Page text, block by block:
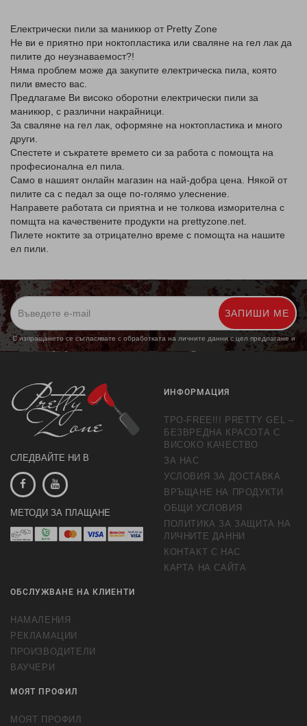
Електрически пили за маникюр от Pretty Zone
Не ви е приятно при ноктопластика или сваляне на гел лак да
пилите до неузнаваемост?!
Няма проблем може да закупите електрическа пила, която
пили вместо вас.
Предлагаме Ви високо оборотни електрически пили за
маникюр, с различни накрайници.
За сваляне на гел лак, оформяне на ноктопластика и много
други.
Спестете и съкратете времето си за работа с помощта на
професионална ел пила.
Само в нашият онлайн магазин на най-добра цена. Някой от
пилите са с педал за още по-голямо улеснение.
Направете работата си приятна и не толкова изморителна с
помщта на качествените продукти на prettyzone.net.
Пилете ноктите за отрицателно време с помощта на нашите
ел пили.
ЗАПИШИ МЕ
С изпращането се съгласявате с обработката на личните данни с цел предлагане и
обработка на маркетингови предложения. Повече информация
СЛЕДВАЙТЕ НИ В
МЕТОДИ ЗА ПЛАЩАНЕ
ИНФОРМАЦИЯ
TPO-FREE!!! PRETTY GEL –
БЕЗВРЕДНА КРАСОТА С
ВИСОКО КАЧЕСТВО
ЗА НАС
УСЛОВИЯ ЗА ДОСТАВКА
ВРЪЩАНЕ НА ПРОДУКТИ
ОБЩИ УСЛОВИЯ
ПОЛИТИКА ЗА ЗАЩИТА НА
ЛИЧНИТЕ ДАННИ
КОНТАКТ С НАС
КАРТА НА САЙТА
ОБСЛУЖВАНЕ НА КЛИЕНТИ
НАМАЛЕНИЯ
РЕКЛАМАЦИИ
ПРОИЗВОДИТЕЛИ
ВАУЧЕРИ
МОЯТ ПРОФИЛ
МОЯТ ПРОФИЛ